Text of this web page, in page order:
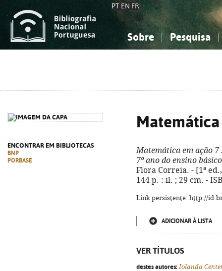
PT EN FR
Sobre Pesquisa
ENCONTRAR EM BIBLIOTECAS
BNP
PORBASE
Matemática em ação 7
7º ano do ensino básico
Flora Correia. - [1ª
144 p. : il. ; 29 cm. -
Link persistente: http://
ADICIONAR À LISTA
VER TÍTULOS
destes autores: Iolanda